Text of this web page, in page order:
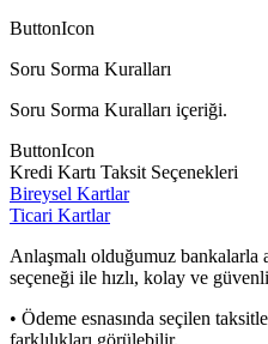
ButtonIcon
Soru Sorma Kuralları
Soru Sorma Kuralları içeriği.
ButtonIcon
Kredi Kartı Taksit Seçenekleri
Bireysel Kartlar
Ticari Kartlar
Anlaşmalı olduğumuz bankalarla
seçeneği ile hızlı, kolay ve
• Ödeme esnasında seçilen